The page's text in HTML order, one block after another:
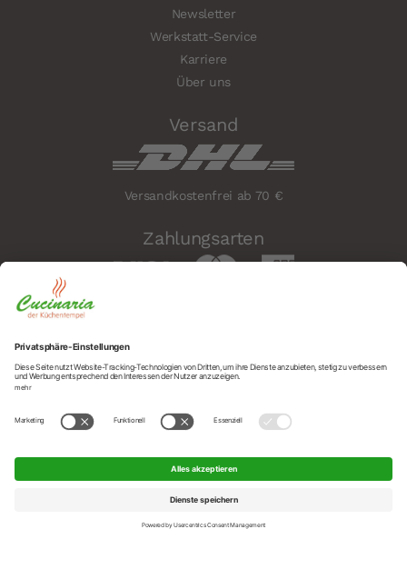
Newsletter
Werkstatt-Service
Karriere
Über uns
Versand
Versandkostenfrei ab 70 €
Zahlungsarten
Sicherheit
Social